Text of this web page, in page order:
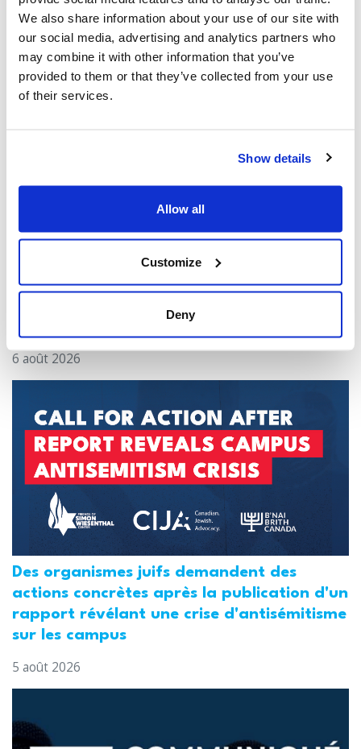
We also share information about your use of our site with
our social media, advertising and analytics partners who
may combine it with other information that you’ve
provided to them or that they’ve collected from your use
of their services.
Show details
Allow all
Customize
Deny
Vous pourriez également être intéressé
par...
Le CIJA réagit à l'arrestation effectuée
par la police de Toronto dans le cadre de
6 août 2026
Des organismes juifs demandent des
actions concrètes après la publication d'un
rapport révélant une crise d'antisémitisme
sur les campus
5 août 2026